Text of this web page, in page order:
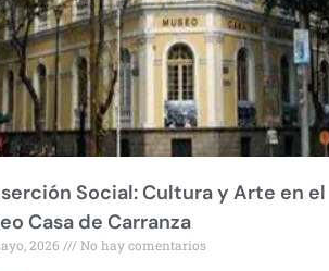
Social: Cultura y Arte en el
Casa de Carranza
2026 No hay comentarios